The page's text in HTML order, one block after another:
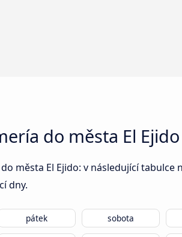
do města El Ejido
města El Ejido: v následující tabulce
dny.
pátek sobota